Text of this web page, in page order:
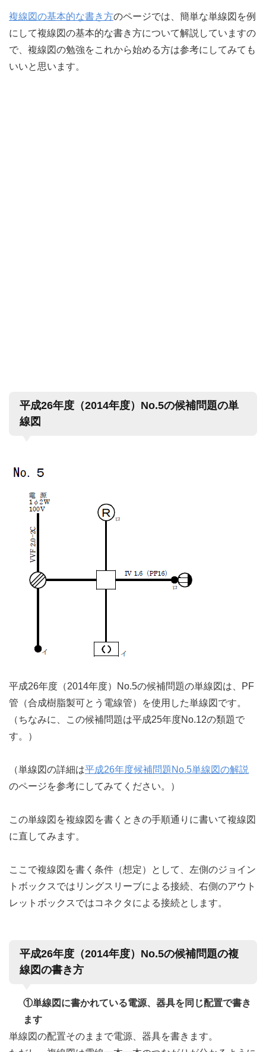
複線図の基本的な書き方のページでは、簡単な単線図を例
にして複線図の基本的な書き方について解説していますの
で、複線図の勉強をこれから始める方は参考にしてみても
いいと思います。
平成26年度（2014年度）No.5の候補問題の単
線図
平成26年度（2014年度）No.5の候補問題の単線図は、PF
管（合成樹脂製可とう電線管）を使用した単線図です。
（ちなみに、この候補問題は平成25年度No.12の類題で
す。）
（単線図の詳細は平成26年度候補問題No.5単線図の解説
のページを参考にしてみてください。）
この単線図を複線図を書くときの手順通りに書いて複線図
に直してみます。
ここで複線図を書く条件（想定）として、左側のジョイン
トボックスではリングスリーブによる接続、右側のアウト
レットボックスではコネクタによる接続とします。
平成26年度（2014年度）No.5の候補問題の複
線図の書き方
①単線図に書かれている電源、器具を同じ配置で書き
ます
単線図の配置そのままで電源、器具を書きます。